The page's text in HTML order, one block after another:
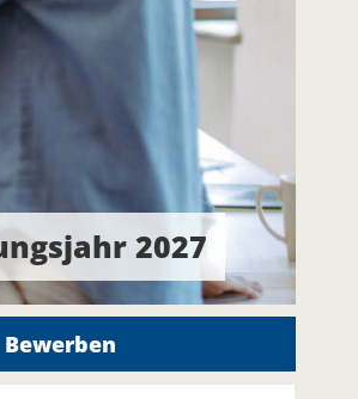
2027
Bewerben